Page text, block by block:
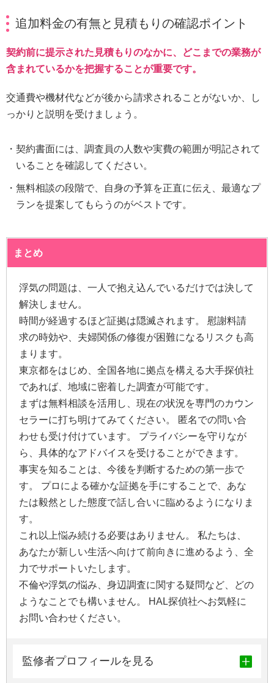
追加料金の有無と見積もりの確認ポイント
契約前に提示された見積もりのなかに、どこまでの業務が
含まれているかを把握することが重要です。
交通費や機材代などが後から請求されることがないか、し
っかりと説明を受けましょう。
契約書面には、調査員の人数や実費の範囲が明記されて
いることを確認してください。
無料相談の段階で、自身の予算を正直に伝え、最適なプ
ランを提案してもらうのがベストです。
まとめ
浮気の問題は、一人で抱え込んでいるだけでは決して
解決しません。
時間が経過するほど証拠は隠滅されます。 慰謝料請
求の時効や、夫婦関係の修復が困難になるリスクも高
まります。
東京都をはじめ、全国各地に拠点を構える大手探偵社
であれば、地域に密着した調査が可能です。
まずは無料相談を活用し、現在の状況を専門のカウン
セラーに打ち明けてみてください。 匿名での問い合
わせも受け付けています。 プライバシーを守りなが
ら、具体的なアドバイスを受けることができます。
事実を知ることは、今後を判断するための第一歩で
す。 プロによる確かな証拠を手にすることで、あな
たは毅然とした態度で話し合いに臨めるようになりま
す。
これ以上悩み続ける必要はありません。 私たちは、
あなたが新しい生活へ向けて前向きに進めるよう、全
力でサポートいたします。
不倫や浮気の悩み、身辺調査に関する疑問など、どの
ようなことでも構いません。 HAL探偵社へお気軽に
お問い合わせください。
監修者プロフィールを見る